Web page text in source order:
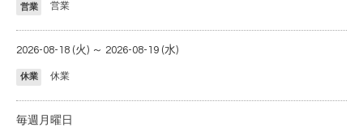
営業 営業
2026-08-18 (火) ～ 2026-08-19 (水)
休業 休業
毎週月曜日